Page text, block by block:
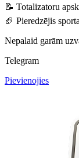
📝 Totalizatoru
🏈 Pieredzējis
Nepalaid garām
Telegram
Pievienojies